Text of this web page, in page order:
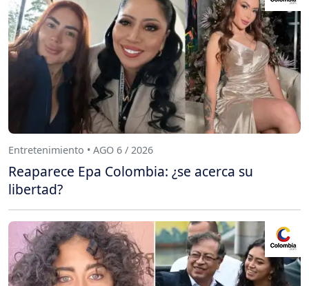
Entretenimiento • AGO 6 / 2026
Reaparece Epa Colombia: ¿se acerca su
libertad?